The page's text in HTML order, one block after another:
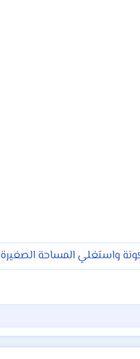
واستغلي المساحة الصغيرة